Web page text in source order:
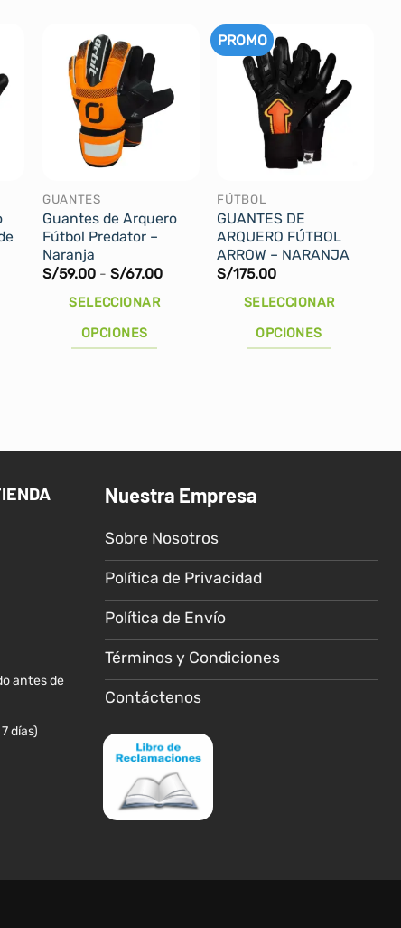
GUANTES
Guantes de Arquero
Fútbol Predator –
Naranja
S/59.00 - S/67.00Rango
SELECCIONAR
OPCIONES
variantes.
opciones
producto
PROMO
FÚTBOL
GUANTES DE
ARQUERO FÚTBOL
ARROW – NARANJA
S/175.00
SELECCIONAR
OPCIONES
variantes.
opciones
pueden
elegir
en
la
de
producto
antes de
días)
Nuestra Empresa
Sobre Nosotros
Política de Privacidad
Política de Envío
Términos y Condiciones
Contáctenos